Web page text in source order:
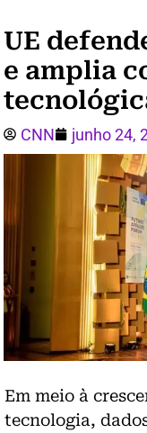
UE
e amplia
CNN junho 24,
Em meio à
tecnologia,